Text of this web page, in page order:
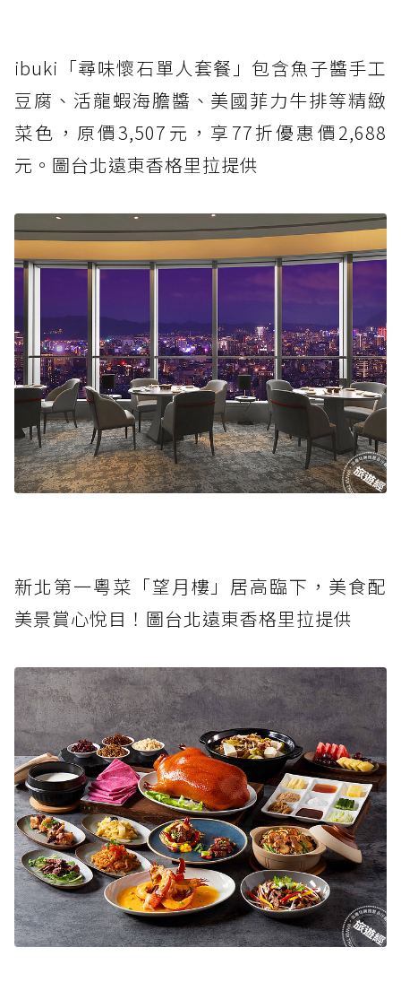
ibuki「尋味懷石單人套餐」包含魚子醬手工
豆腐、活龍蝦海膽醬、美國菲力牛排等精緻
菜色，原價3,507元，享77折優惠價2,688
元。圖台北遠東香格里拉提供
新北第一粵菜「望月樓」居高臨下，美食配
美景賞心悅目！圖台北遠東香格里拉提供